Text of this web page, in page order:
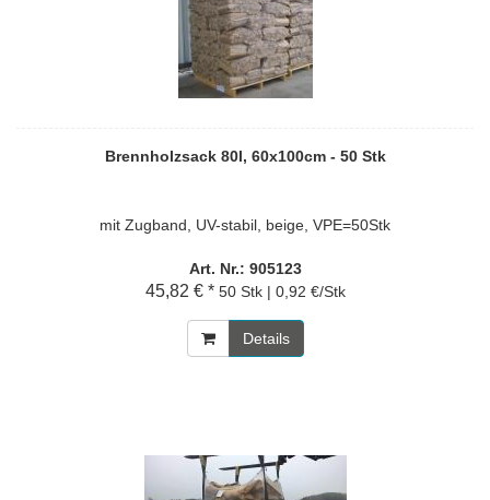
Brennholzsack 80l, 60x100cm - 50 Stk
mit Zugband, UV-stabil, beige, VPE=50Stk
Art. Nr.: 905123
45,82 € * 50 Stk | 0,92 €/Stk
Details